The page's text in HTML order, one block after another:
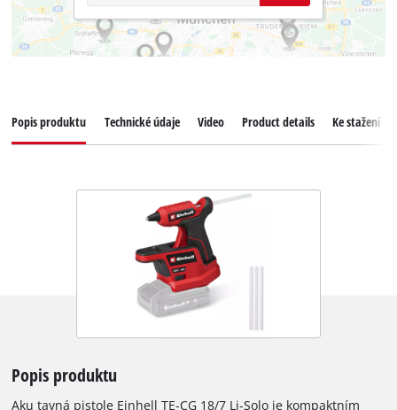
Popis produktu Technické údaje Video Product details Ke stažení
Popis produktu
Aku tavná pistole Einhell TE-CG 18/7 Li-Solo je kompaktním